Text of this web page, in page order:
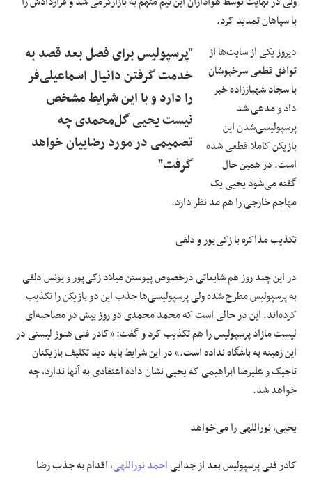
با سپاهان تمدید کرد.
"پرسپولیس برای فصل بعد قصد به
خدمت گرفتن دانیال اسماعیلی‌فر
را دارد و با این شرایط مشخص
نیست یحیی گل‌محمدی چه
تصمیمی در مورد رضاییان خواهد
گرفت"
دیروز یکی از سایت‌ها از
توافق قطعی سرخپوشان
با سجاد شهباززاده خبر
داد و مدعی شد
پرسپولیسی‌شدن این
بازیکن کاملا قطعی شده
است. در همین حال
گفته می‌شود یحیی یک
مهاجم خارجی را هم مد نظر دارد.
تکذیب مذاکره با زکی‌پور و دلفی
در این چند روز هم شایعاتی درخصوص پیوستن میلاد زکی‌پور و یونس دلفی
به پرسپولیس مطرح شده ولی پرسپولیسی‌ها جذب این دو بازیکن را تکذیب
کرده‌اند. این در حالی است که محمد محمدی دو ‌روز پیش در مصاحبه‌ای
لیست مازاد پرسپولیس را هم تکذیب کرد و گفت: «کادر فنی هنوز لیستی در
این زمینه به باشگاه نداده است.» در این شرایط باید دید تکلیف بازیکنان
تاجیک و علیرضا ابراهیمی که یحیی نشان داده اعتقادی به آنها ندارد، چه
خواهد شد.
یحیی، نوراللهی را می‌خواهد
کادر فنی پرسپولیس بعد از جداییاحمد نوراللهی، اقدام به جذب رضا